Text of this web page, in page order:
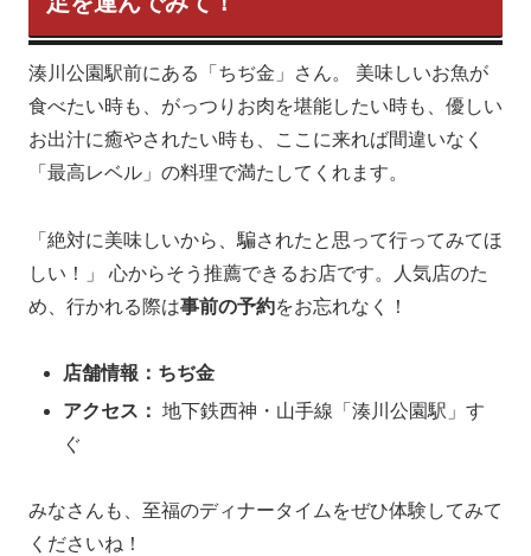
湊川公園駅前にある「ちぢ金」さん。 美味しいお魚が
食べたい時も、がっつりお肉を堪能したい時も、優しい
お出汁に癒やされたい時も、ここに来れば間違いなく
「最高レベル」の料理で満たしてくれます。
「絶対に美味しいから、騙されたと思って行ってみてほ
しい！」 心からそう推薦できるお店です。人気店のた
め、行かれる際は事前の予約をお忘れなく！
店舗情報：ちぢ金
アクセス： 地下鉄西神・山手線「湊川公園駅」す
ぐ
みなさんも、至福のディナータイムをぜひ体験してみて
くださいね！